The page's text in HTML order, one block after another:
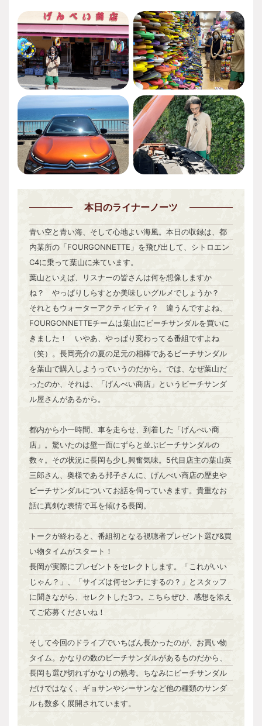
本日のライナーノーツ
青い空と青い海、そして心地よい海風。本日の収録は、都
内某所の「FOURGONNETTE」を飛び出して、シトロエン
C4に乗って葉山に来ています。
葉山といえば、リスナーの皆さんは何を想像しますか
ね？ やっぱりしらすとか美味しいグルメでしょうか？
それともウォーターアクティビティ？ 違うんですよね、
FOURGONNETTEチームは葉山にビーチサンダルを買いに
きました！ いやあ、やっぱり変わってる番組ですよね
（笑）。長岡亮介の夏の足元の相棒であるビーチサンダル
を葉山で購入しようっていうのだから。では、なぜ葉山だ
ったのか、それは、「げんべい商店」というビーチサンダ
ル屋さんがあるから。
都内から小一時間、車を走らせ、到着した「げんべい商
店」。驚いたのは壁一面にずらと並ぶビーチサンダルの
数々。その状況に長岡も少し興奮気味。5代目店主の葉山英
三郎さん、奥様である邦子さんに、げんべい商店の歴史や
ビーチサンダルについてお話を伺っていきます。貴重なお
話に真剣な表情で耳を傾ける長岡。
トークが終わると、番組初となる視聴者プレゼント選び&買
い物タイムがスタート！
長岡が実際にプレゼントをセレクトします。「これがいい
じゃん？」、「サイズは何センチにするの？」とスタッフ
に聞きながら、セレクトした3つ。こちらぜひ、感想を添え
てご応募くださいね！
そして今回のドライブでいちばん長かったのが、お買い物
タイム。かなりの数のビーチサンダルがあるものだから、
長岡も選び切れずかなりの熟考。ちなみにビーチサンダル
だけではなく、ギョサンやシーサンなど他の種類のサンダ
ルも数多く展開されています。